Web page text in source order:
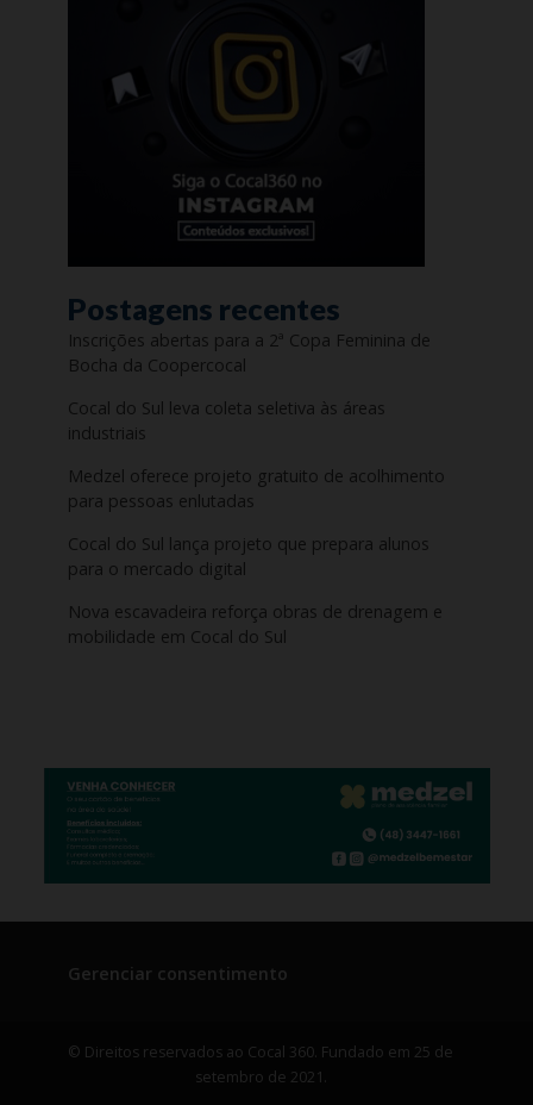
Postagens recentes
Inscrições abertas para a 2ª Copa Feminina de
Bocha da Coopercocal
Cocal do Sul leva coleta seletiva às áreas
industriais
Medzel oferece projeto gratuito de acolhimento
para pessoas enlutadas
Cocal do Sul lança projeto que prepara alunos
para o mercado digital
Nova escavadeira reforça obras de drenagem e
mobilidade em Cocal do Sul
Gerenciar consentimento
© Direitos reservados ao Cocal 360. Fundado em 25 de
setembro de 2021.